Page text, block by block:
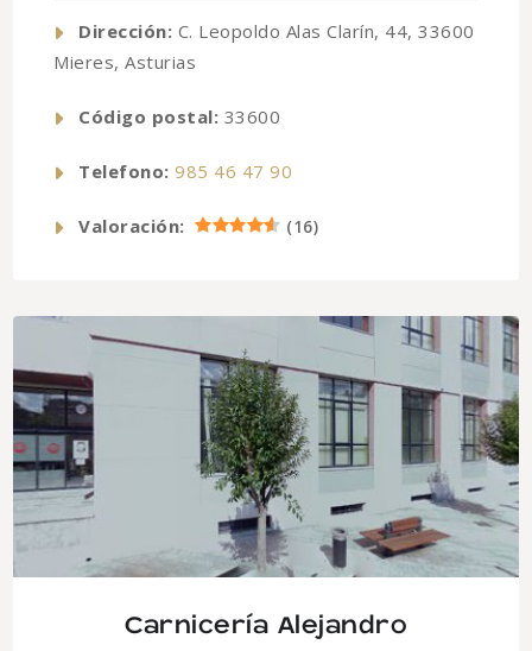
Dirección: C. Leopoldo Alas Clarín, 44, 33600
Mieres, Asturias
Código postal: 33600
Telefono: 985 46 47 90
Valoración: (16)
Carnicería Alejandro